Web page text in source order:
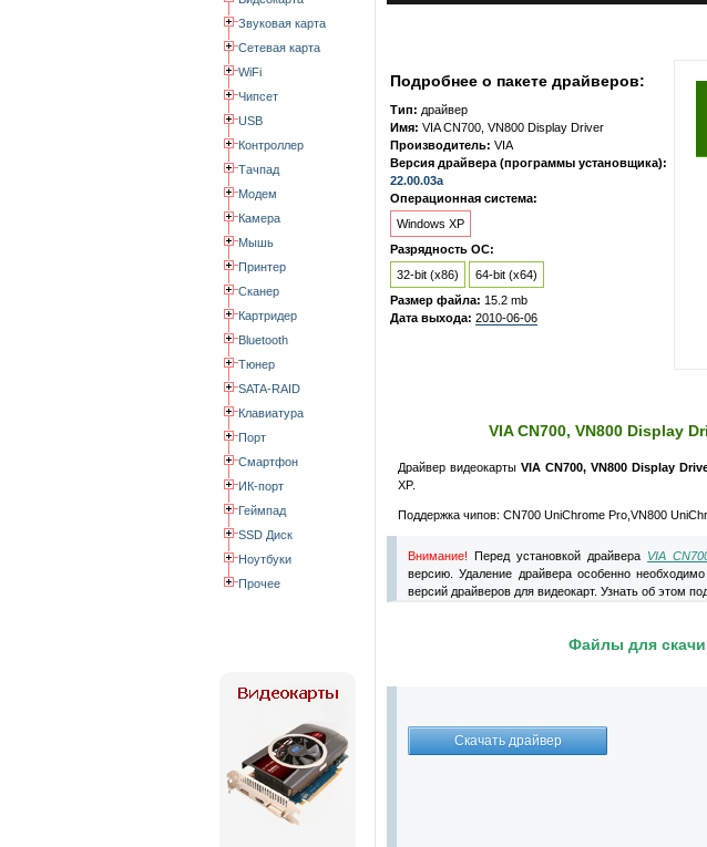
Звуковая карта
Сетевая карта
WiFi
Чипсет
USB
Контроллер
Тачпад
Модем
Камера
Мышь
Принтер
Сканер
Картридер
Bluetooth
Тюнер
SATA-RAID
Клавиатура
Порт
Смартфон
ИК-порт
Геймпад
SSD Диск
Ноутбуки
Прочее
Подробнее о пакете драйверов:
Тип: драйвер
Имя: VIA CN700, VN800 Display Driver
Производитель: VIA
Версия драйвера (программы установщика):
22.00.03a
Операционная система:
Windows XP
Разрядность ОС:
32-bit (x86)
64-bit (x64)
Размер файла: 15.2 mb
Дата выхода: 2010-06-06
VIA CN700, VN800 Display
Драйвер видеокартыVIA CN700, VN800 Display
XP.
Поддержка чипов: CN700 UniChrome Pro,VN800
Внимание! Перед установкой драйвера VIA
версию. Удаление драйвера особенно
версий драйверов для видеокарт. Узнать об этом
Файлы для